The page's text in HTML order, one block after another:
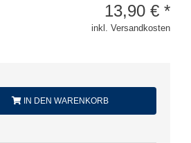
13,90 € *
inkl. Versandkosten
IN DEN WARENKORB